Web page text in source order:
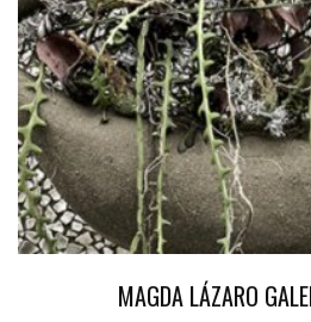
MAGDA LÁZARO